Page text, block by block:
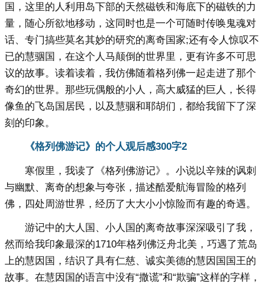
国，这里的人利用岛下部的天然磁铁和海底下的磁铁的力
量，随心所欲地移动，这同时也是一个可随时传唤鬼魂对
话、专门搞些莫名其妙的研究的离奇国家;还有令人惊叹不
已的慧骃国，在这个人马颠倒的世界里，更有许多不可思
议的故事。读着读着，我仿佛随着格列佛一起走进了那个
奇幻的世界。那些玩偶般的小人，高大威猛的巨人，长得
像鱼的飞岛国居民，以及慧骃和耶胡们，都给我留下了深
刻的印象。
《格列佛游记》的个人观后感300字2
寒假里，我读了《格列佛游记》。小说以辛辣的讽刺
与幽默、离奇的想象与夸张，描述酷爱航海冒险的格列
佛，四处周游世界，经历了大大小小惊险而有趣的奇遇。
游记中的大人国、小人国的离奇故事深深吸引了我，
然而给我印象最深的1710年格列佛泛舟北美，巧遇了荒岛
上的慧因国，结识了具有仁慈、诚实美德的慧因国国王的
故事。在慧因国的语言中没有“撒谎”和“欺骗”这样的字样，